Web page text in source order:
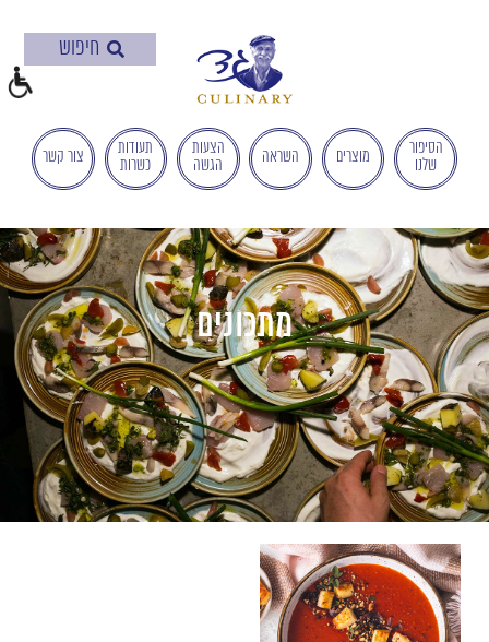
הישראלי
לְהַנְגָּשָׁת
אָתָרִים".
הַמְּסַיַּעַת
לִנְגִישׁוּת
הָאֲתָר.
לִפְתִיחַת
תַּפְרִיט
הֵנְּגִישׁוּת
לְחַץ
ALT+0
הסיפור
שלנו
מוצרים השראה
הצעות
הגשה
תעודות
כשרות
צור קשר
מתכונים